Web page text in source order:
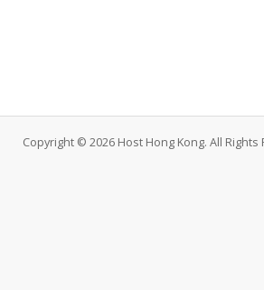
Copyright © 2026 Host Hong Kong. All Rights